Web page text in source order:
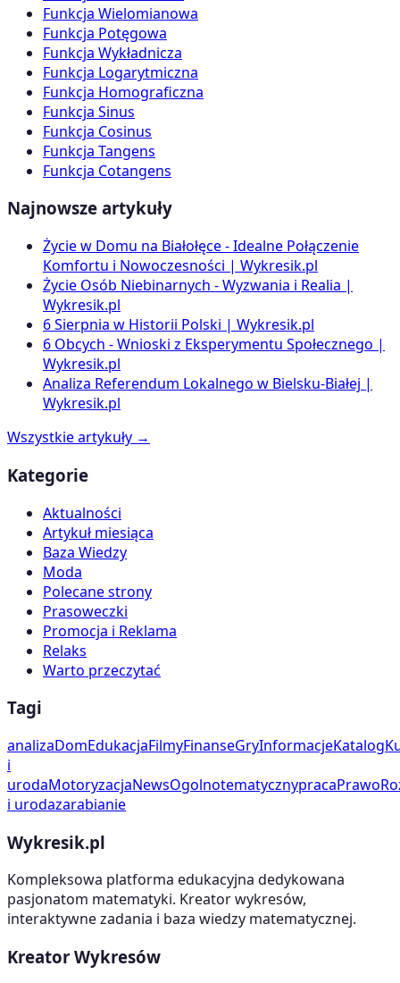
Funkcja Wielomianowa
Funkcja Potęgowa
Funkcja Wykładnicza
Funkcja Logarytmiczna
Funkcja Homograficzna
Funkcja Sinus
Funkcja Cosinus
Funkcja Tangens
Funkcja Cotangens
Najnowsze artykuły
Życie w Domu na Białołęce - Idealne Połączenie
Komfortu i Nowoczesności | Wykresik.pl
Życie Osób Niebinarnych - Wyzwania i Realia |
Wykresik.pl
6 Sierpnia w Historii Polski | Wykresik.pl
6 Obcych - Wnioski z Eksperymentu Społecznego |
Wykresik.pl
Analiza Referendum Lokalnego w Bielsku-Białej |
Wykresik.pl
Wszystkie artykuły →
Kategorie
Aktualności
Artykuł miesiąca
Baza Wiedzy
Moda
Polecane strony
Prasoweczki
Promocja i Reklama
Relaks
Warto przeczytać
Tagi
analizaDomEdukacjaFilmyFinanseGryInformacjeKatalog
i
urodaMotoryzacjaNewsOgolnotematycznypracaPrawo
i urodazarabianie
Wykresik.pl
Kompleksowa platforma edukacyjna dedykowana
pasjonatom matematyki. Kreator wykresów,
interaktywne zadania i baza wiedzy matematycznej.
Kreator Wykresów